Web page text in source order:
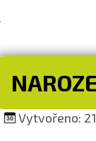
Vytvořeno: